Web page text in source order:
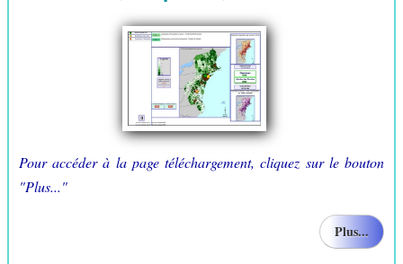
Pour accéder à la page téléchargement, cliquez sur le bouton
"Plus..."
Plus...